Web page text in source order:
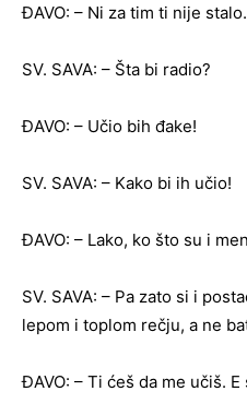
ĐAVO: – Ni za tim ti nije stalo.
SV. SAVA: – Šta bi radio?
ĐAVO: – Učio bih đake!
SV. SAVA: – Kako bi ih učio!
ĐAVO: – Lako, ko što su i
SV. SAVA: – Pa zato si i
lepom i toplom rečju, a ne
ĐAVO: – Ti ćeš da me učiš.